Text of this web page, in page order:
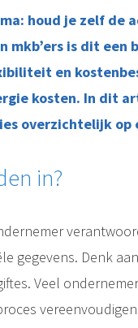
houd je zelf de
mkb’ers is dit een
en
kosten. In dit
overzichtelijk op
in?
gegevens. Denk
Veel